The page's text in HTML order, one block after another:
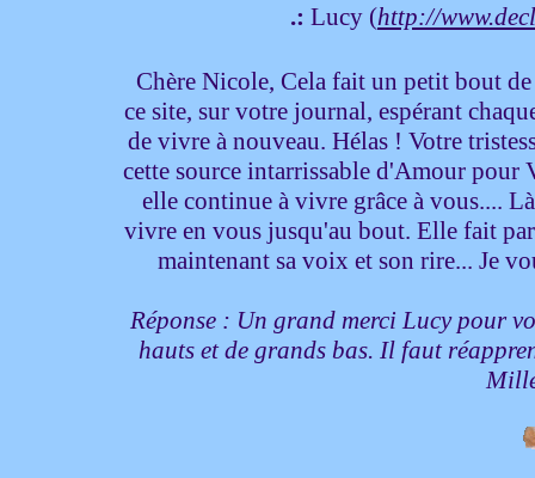
.: Lucy (http://
Chère Nicole, Cela fait un petit bout de
ce site, sur votre journal, espérant
de vivre à nouveau. Hélas ! Votre
cette source intarrissable d'Amour
elle continue à vivre grâce à vous....
vivre en vous jusqu'au bout. Elle fait
maintenant sa voix et son rire... Je
Réponse : Un grand merci Lucy pour
hauts et de grands bas. Il faut